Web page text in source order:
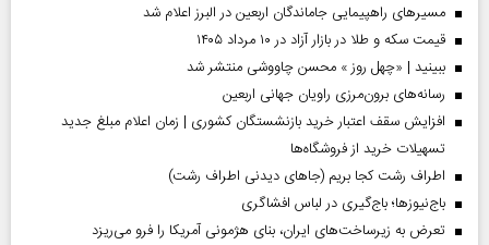
مسیر‌های راهپیمایی جاماندگان اربعین در البرز اعلام شد
قیمت سکه و طلا در بازار آزاد در ۱۰ مرداد ۱۴۰۵
ببینید | «چهل روز » محسن چاووشی منتشر شد
رسانه‌های برون‌مرزی راویان جهانی اربعین
افزایش سقف اعتبار خرید بازنشستگان کشوری | زمان اعلام مبلغ جدید
تسهیلات خرید از فروشگاه‌ها
اطراف رشت کجا بریم (جاهای دیدنی اطراف رشت)
باج‌نیوزها؛ باج‌گیری در لباس افشاگری
تعرض به زیرساخت‌های ایران، بنای هژمونی آمریکا را فرو می‌ریزد